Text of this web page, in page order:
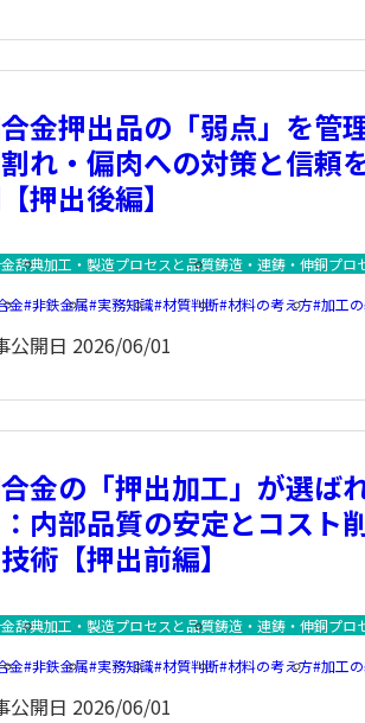
金押出品の「弱点」を
れ・偏肉への対策と信頼
押出後編】
辞典加工・製造プロセスと品質鋳造・連鋳・伸銅プロ
金 非鉄金属 実務知識 材質判断 材料の考え方 加工
公開日 2026/06/01
金の「押出加工」が選ば
：内部品質の安定とコスト
術【押出前編】
辞典加工・製造プロセスと品質鋳造・連鋳・伸銅プロ
金 非鉄金属 実務知識 材質判断 材料の考え方 加工
公開日 2026/06/01